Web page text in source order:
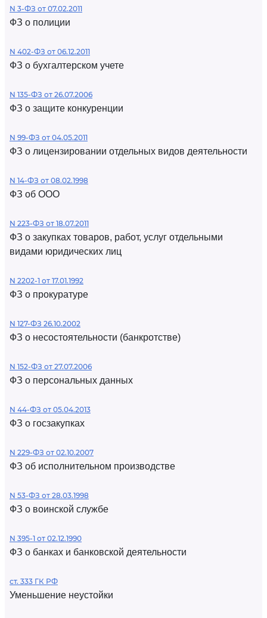
N 3-ФЗ от 07.02.2011
ФЗ о полиции
N 402-ФЗ от 06.12.2011
ФЗ о бухгалтерском учете
N 135-ФЗ от 26.07.2006
ФЗ о защите конкуренции
N 99-ФЗ от 04.05.2011
ФЗ о лицензировании отдельных видов деятельности
N 14-ФЗ от 08.02.1998
ФЗ об ООО
N 223-ФЗ от 18.07.2011
ФЗ о закупках товаров, работ, услуг отдельными
видами юридических лиц
N 2202-1 от 17.01.1992
ФЗ о прокуратуре
N 127-ФЗ 26.10.2002
ФЗ о несостоятельности (банкротстве)
N 152-ФЗ от 27.07.2006
ФЗ о персональных данных
N 44-ФЗ от 05.04.2013
ФЗ о госзакупках
N 229-ФЗ от 02.10.2007
ФЗ об исполнительном производстве
N 53-ФЗ от 28.03.1998
ФЗ о воинской службе
N 395-1 от 02.12.1990
ФЗ о банках и банковской деятельности
ст. 333 ГК РФ
Уменьшение неустойки